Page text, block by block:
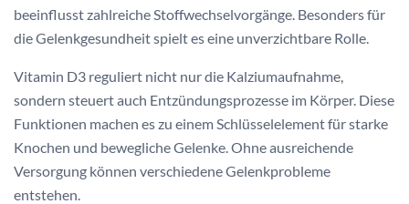
beeinflusst zahlreiche Stoffwechselvorgänge. Besonders für
die Gelenkgesundheit spielt es eine unverzichtbare Rolle.
Vitamin D3 reguliert nicht nur die Kalziumaufnahme,
sondern steuert auch Entzündungsprozesse im Körper. Diese
Funktionen machen es zu einem Schlüsselelement für starke
Knochen und bewegliche Gelenke. Ohne ausreichende
Versorgung können verschiedene Gelenkprobleme
entstehen.